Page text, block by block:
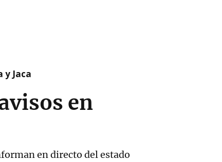
y Jaca
en
en directo del estado